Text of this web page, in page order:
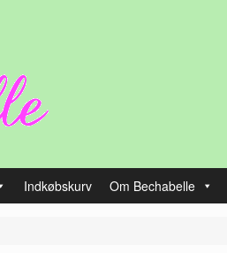
Indkøbskurv Om Bechabelle